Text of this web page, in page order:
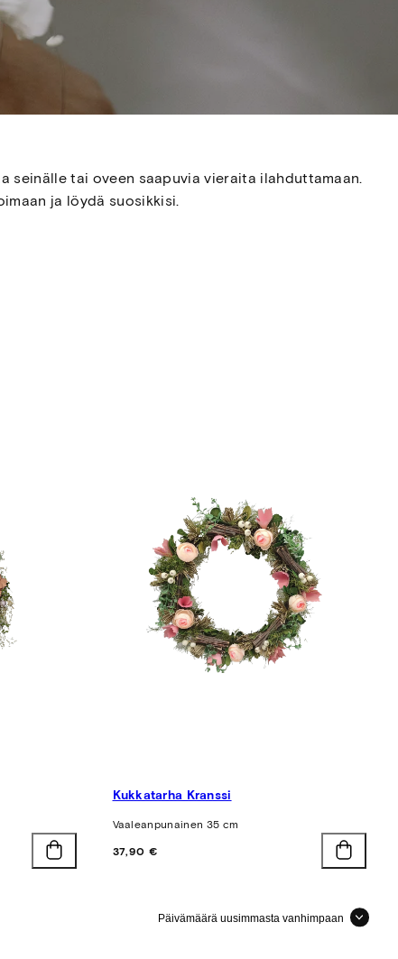
seinälle tai oveen saapuvia vieraita ilahduttamaan.
ja löydä suosikkisi.
Kukkatarha Kranssi
Vaaleanpunainen 35 cm
Hinta
37,90 €
Järjestellä